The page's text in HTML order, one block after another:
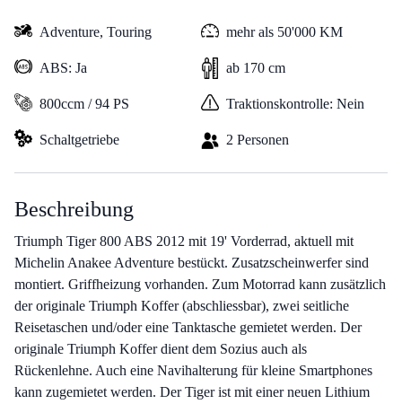
Adventure, Touring mehr als 50'000 KM
ABS: Ja ab 170 cm
800ccm / 94 PS Traktionskontrolle: Nein
Schaltgetriebe 2 Personen
Beschreibung
Triumph Tiger 800 ABS 2012 mit 19' Vorderrad, aktuell mit
Michelin Anakee Adventure bestückt. Zusatzscheinwerfer sind
montiert. Griffheizung vorhanden. Zum Motorrad kann zusätzlich
der originale Triumph Koffer (abschliessbar), zwei seitliche
Reisetaschen und/oder eine Tanktasche gemietet werden. Der
originale Triumph Koffer dient dem Sozius auch als
Rückenlehne. Auch eine Navihalterung für kleine Smartphones
kann zugemietet werden. Der Tiger ist mit einer neuen Lithium